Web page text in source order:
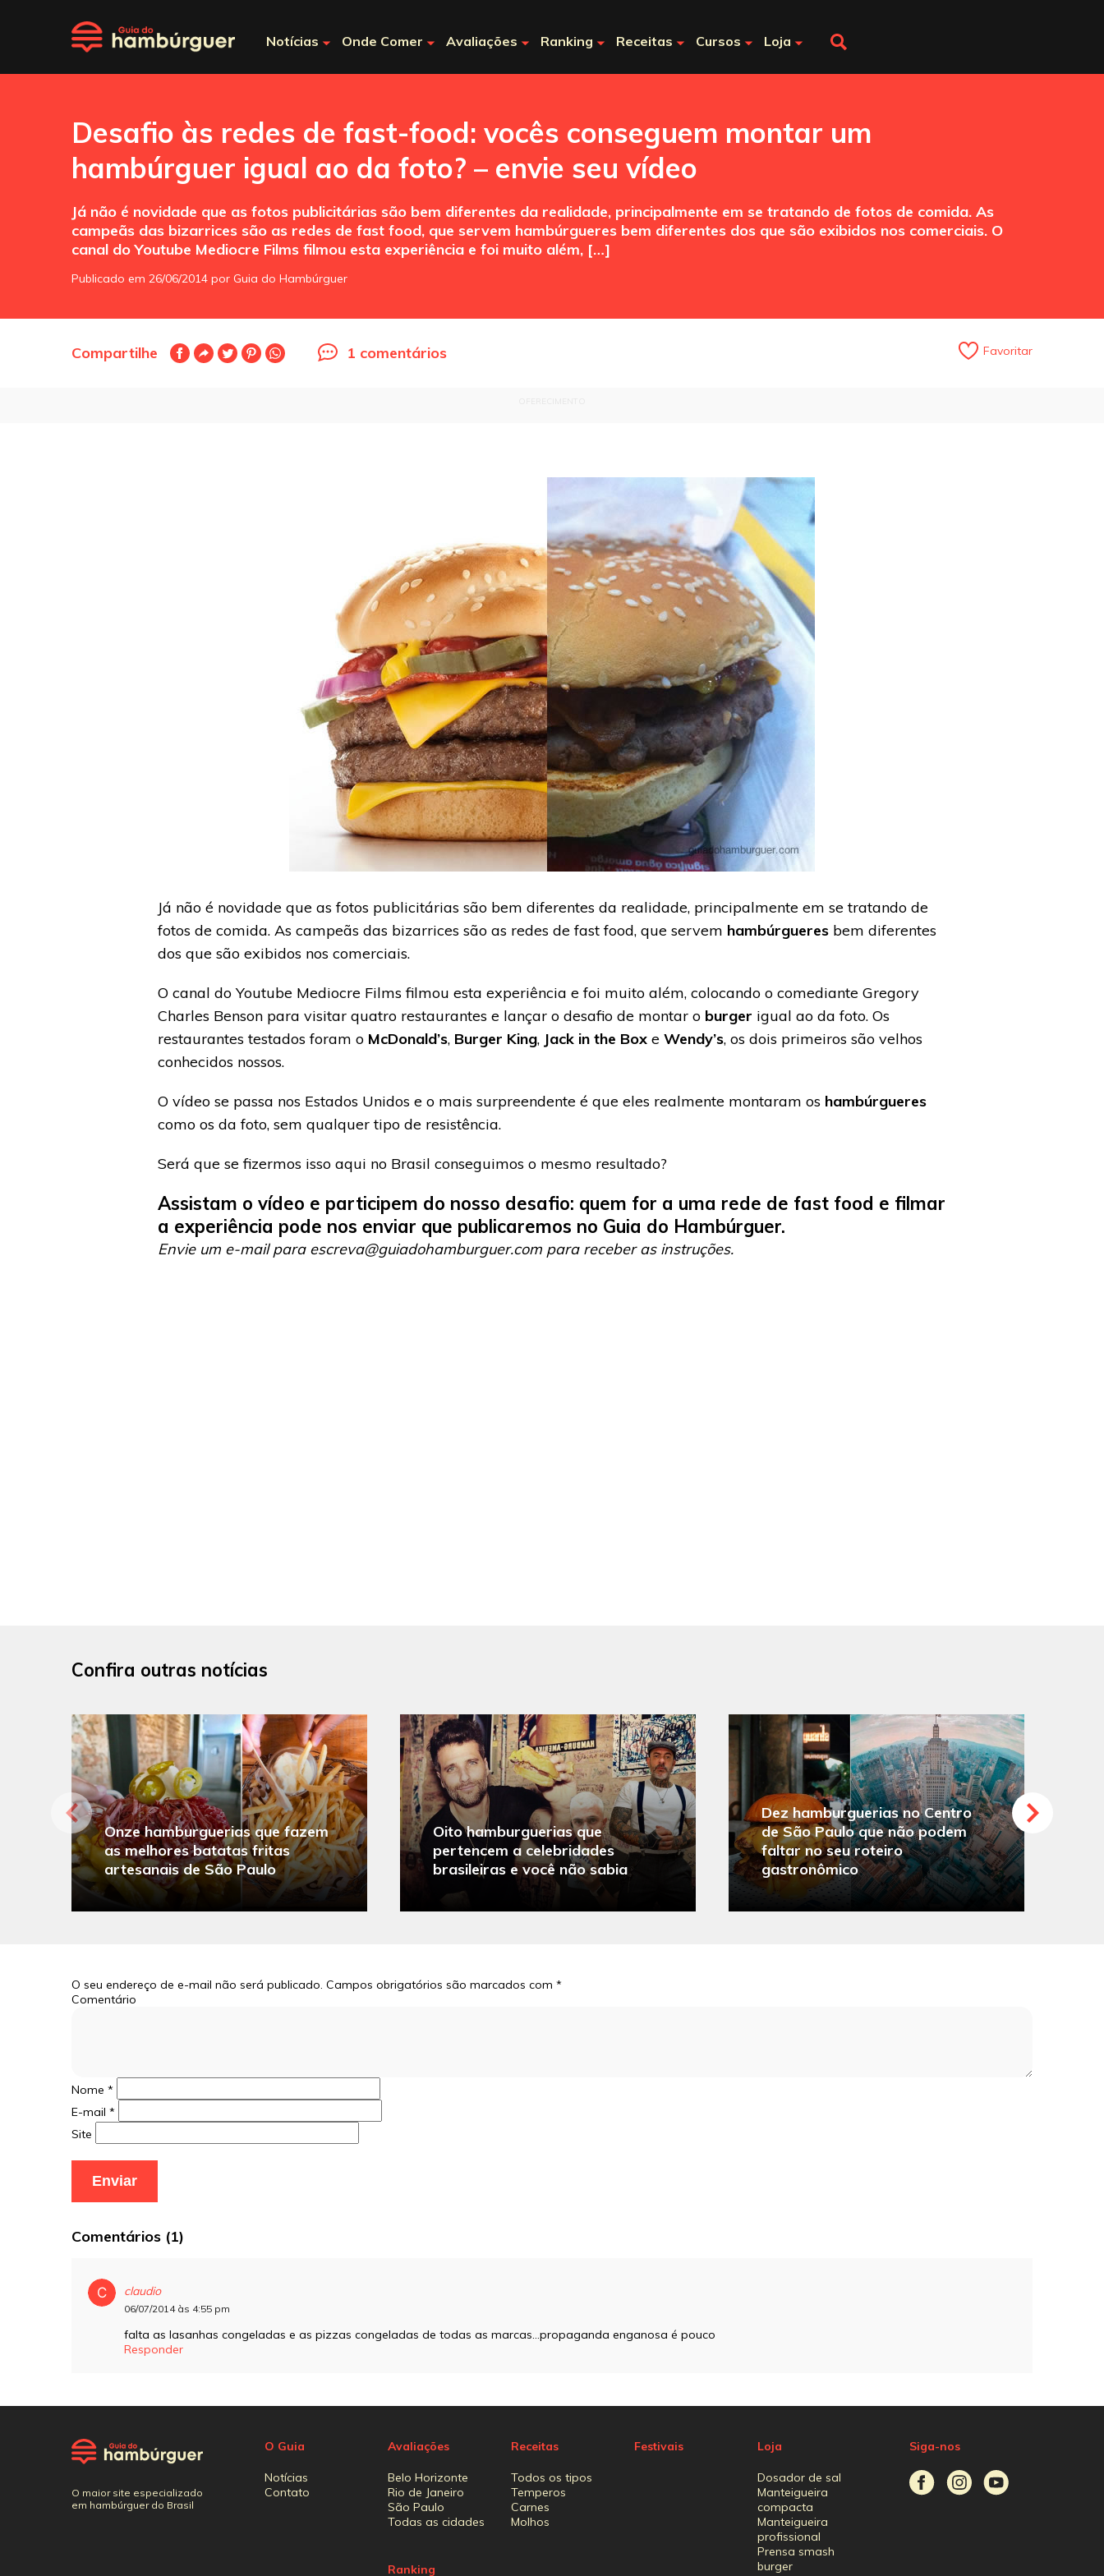
Notícias Onde Comer Avaliações Ranking Receitas Cursos Loja
Desafio às redes de fast-food: vocês conseguem montar um
hambúrguer igual ao da foto? – envie seu vídeo
Já não é novidade que as fotos publicitárias são bem diferentes da realidade, principalmente em se tratando de fotos de comida. As
campeãs das bizarrices são as redes de fast food, que servem hambúrgueres bem diferentes dos que são exibidos nos comerciais. O
canal do Youtube Mediocre Films filmou esta experiência e foi muito além, […]
Publicado em 26/06/2014 por Guia do Hambúrguer
Compartilhe 1 comentários Favoritar
Já não é novidade que as fotos publicitárias são bem diferentes da realidade, principalmente em se tratando de
fotos de comida. As campeãs das bizarrices são as redes de fast food, que servem hambúrgueres bem diferentes
dos que são exibidos nos comerciais.
O canal do Youtube Mediocre Films filmou esta experiência e foi muito além, colocando o comediante Gregory
Charles Benson para visitar quatro restaurantes e lançar o desafio de montar o burger igual ao da foto. Os
restaurantes testados foram o McDonald’s, Burger King, Jack in the Box e Wendy’s, os dois primeiros são velhos
conhecidos nossos.
O vídeo se passa nos Estados Unidos e o mais surpreendente é que eles realmente montaram os hambúrgueres
como os da foto, sem qualquer tipo de resistência.
Será que se fizermos isso aqui no Brasil conseguimos o mesmo resultado?
Assistam o vídeo e participem do nosso desafio: quem for a uma rede de fast food e filmar
a experiência pode nos enviar que publicaremos no Guia do Hambúrguer.
Envie um e-mail para escreva@guiadohamburguer.com para receber as instruções.
Confira outras notícias
Onze hamburguerias que fazem
as melhores batatas fritas
artesanais de São Paulo
Oito hamburguerias que
pertencem a celebridades
brasileiras e você não sabia
Dez hamburguerias no Centro
de São Paulo que não podem
faltar no seu roteiro
gastronômico
O seu endereço de e-mail não será publicado. Campos obrigatórios são marcados com *
Comentário
Nome *
E-mail *
Site
Comentários (1)
claudio
06/07/2014 às 4:55 pm
falta as lasanhas congeladas e as pizzas congeladas de todas as marcas…propaganda enganosa é pouco
Responder
O maior site especializado
em hambúrguer do Brasil
O Guia
Notícias
Contato
Avaliações
Belo Horizonte
Rio de Janeiro
São Paulo
Todas as cidades
Ranking
Receitas
Todos os tipos
Temperos
Carnes
Molhos
Festivais Loja
Dosador de sal
Manteigueira
compacta
Manteigueira
profissional
Prensa smash
burger
Siga-nos